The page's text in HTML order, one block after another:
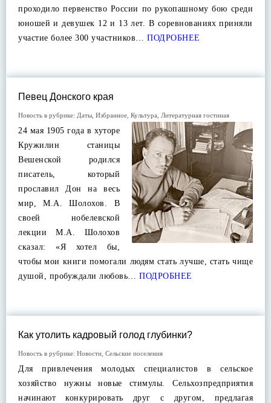
проходило первенство России по рукопашному бою среди
юношей и девушек 12 и 13 лет. В соревнованиях приняли
участие более 300 участников… ПОДРОБНЕЕ
Певец Донского края
Новость в рубрике: Даты Избранное Культура Литературная гостиная
24 мая 1905 года в хуторе
Кружилин станицы
Вешенской родился
писатель, который
прославил Дон на весь
мир, М.А. Шолохов. В
своей нобелевской
лекции М.А. Шолохов
сказал: «Я хотел бы,
чтобы мои книги помогали людям стать лучше, стать чище
душой, пробуждали любовь… ПОДРОБНЕЕ
Как утолить кадровый голод глубинки?
Новость в рубрике: Новости Сельские поселения
Для привлечения молодых специалистов в сельское
хозяйство нужны новые стимулы. Сельхозпредприятия
начинают конкурировать друг с другом, предлагая